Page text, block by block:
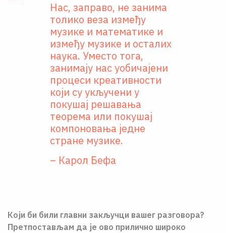
Нас, заправо, не занима
толико веза између
музике и математике и
између музике и осталих
наука. Уместо тога,
занимају нас уобичајени
процеси креативности
који су укључени у
покушај решавања
теорема или покушај
компоновања једне
стране музике.
– Карол Бефа
Који би били главни закључци вашег разговора?
Претпостављам да је ово прилично широко